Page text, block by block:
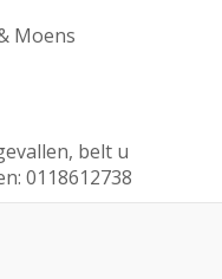
Moens
belt u
0118612738